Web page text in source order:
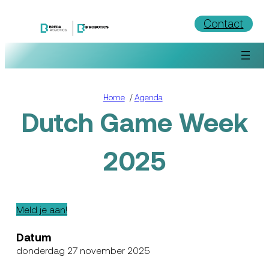
Contact
Home/Agenda
Dutch Game Week
2025
Meld je aan!
Datum
donderdag 27 november 2025